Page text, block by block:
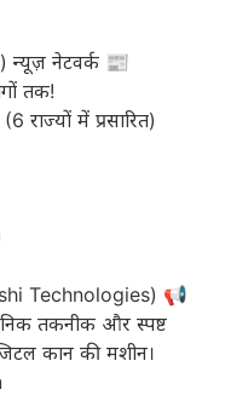
न्यूज़ नेटवर्क 📰
तक!
में प्रसारित)
Technologies) 📢
तकनीक और स्पष्ट
कान की मशीन।